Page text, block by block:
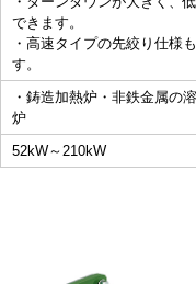
できます。
・高速タイプの先絞り仕様
す。
・鋳造加熱炉・非鉄金属の
炉
52kW～210kW